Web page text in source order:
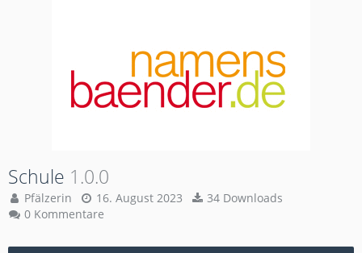
Schule 1.0.0
Pfälzerin 16. August 2023
34 Downloads
0 Kommentare